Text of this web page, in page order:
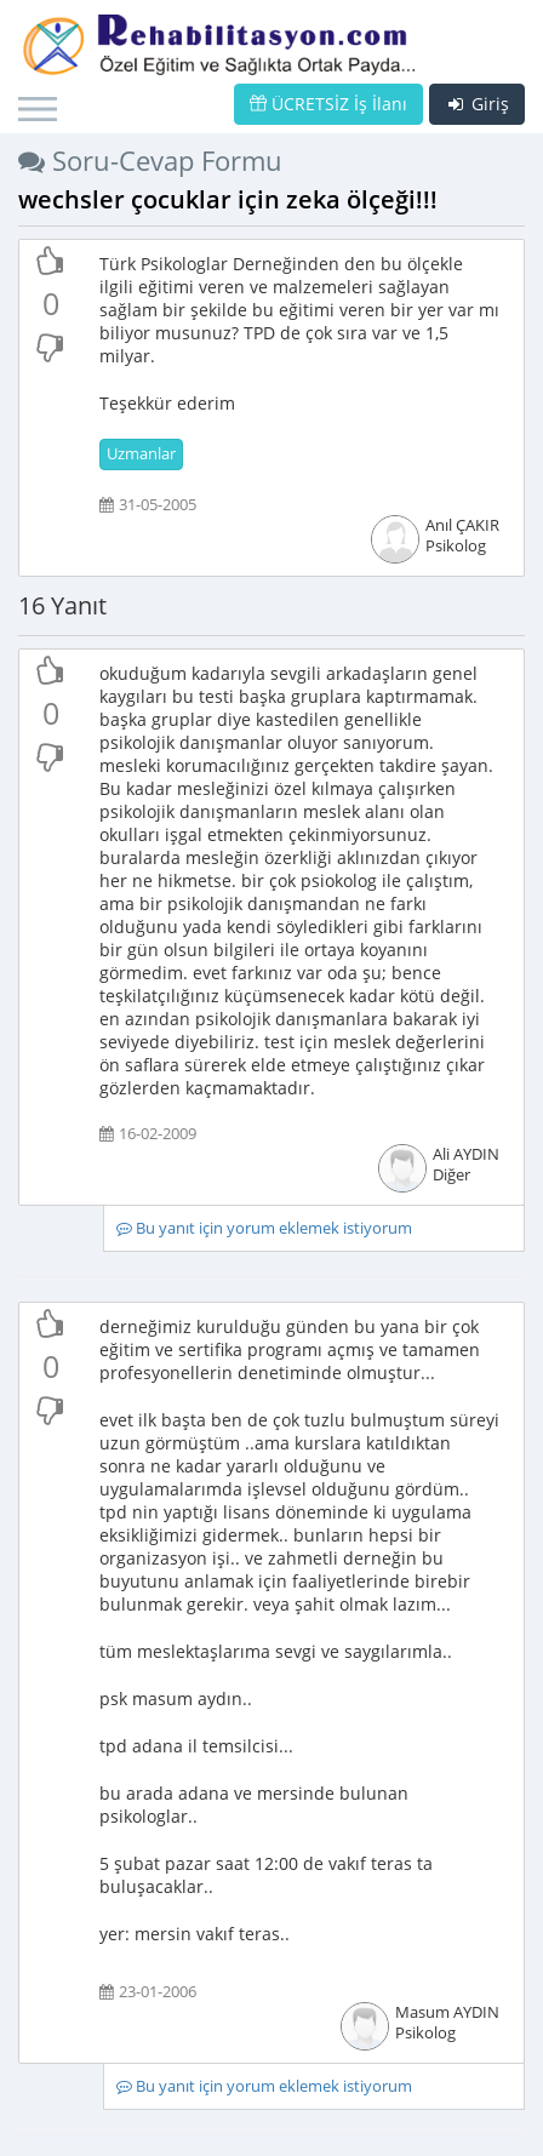
Giriş
ÜCRETSİZ İş İlanı
Soru-Cevap Formu
wechsler çocuklar için zeka ölçeği!!!
0
Türk Psikologlar Derneğinden den bu ölçekle
ilgili eğitimi veren ve malzemeleri sağlayan
sağlam bir şekilde bu eğitimi veren bir yer var mı
biliyor musunuz? TPD de çok sıra var ve 1,5
milyar.
Teşekkür ederim
Uzmanlar
31-05-2005
Anıl ÇAKIR
Psikolog
16 Yanıt
0
okuduğum kadarıyla sevgili arkadaşların genel
kaygıları bu testi başka gruplara kaptırmamak.
başka gruplar diye kastedilen genellikle
psikolojik danışmanlar oluyor sanıyorum.
mesleki korumacılığınız gerçekten takdire şayan.
Bu kadar mesleğinizi özel kılmaya çalışırken
psikolojik danışmanların meslek alanı olan
okulları işgal etmekten çekinmiyorsunuz.
buralarda mesleğin özerkliği aklınızdan çıkıyor
her ne hikmetse. bir çok psiokolog ile çalıştım,
ama bir psikolojik danışmandan ne farkı
olduğunu yada kendi söyledikleri gibi farklarını
bir gün olsun bilgileri ile ortaya koyanını
görmedim. evet farkınız var oda şu; bence
teşkilatçılığınız küçümsenecek kadar kötü değil.
en azından psikolojik danışmanlara bakarak iyi
seviyede diyebiliriz. test için meslek değerlerini
ön saflara sürerek elde etmeye çalıştığınız çıkar
gözlerden kaçmamaktadır.
16-02-2009
Ali AYDIN
Diğer
Bu yanıt için yorum eklemek istiyorum
0
derneğimiz kurulduğu günden bu yana bir çok
eğitim ve sertifika programı açmış ve tamamen
profesyonellerin denetiminde olmuştur...
evet ilk başta ben de çok tuzlu bulmuştum süreyi
uzun görmüştüm ..ama kurslara katıldıktan
sonra ne kadar yararlı olduğunu ve
uygulamalarımda işlevsel olduğunu gördüm..
tpd nin yaptığı lisans döneminde ki uygulama
eksikliğimizi gidermek.. bunların hepsi bir
organizasyon işi.. ve zahmetli derneğin bu
buyutunu anlamak için faaliyetlerinde birebir
bulunmak gerekir. veya şahit olmak lazım...
tüm meslektaşlarıma sevgi ve saygılarımla..
psk masum aydın..
tpd adana il temsilcisi...
bu arada adana ve mersinde bulunan
psikologlar..
5 şubat pazar saat 12:00 de vakıf teras ta
buluşacaklar..
yer: mersin vakıf teras..
23-01-2006
Masum AYDIN
Psikolog
Bu yanıt için yorum eklemek istiyorum